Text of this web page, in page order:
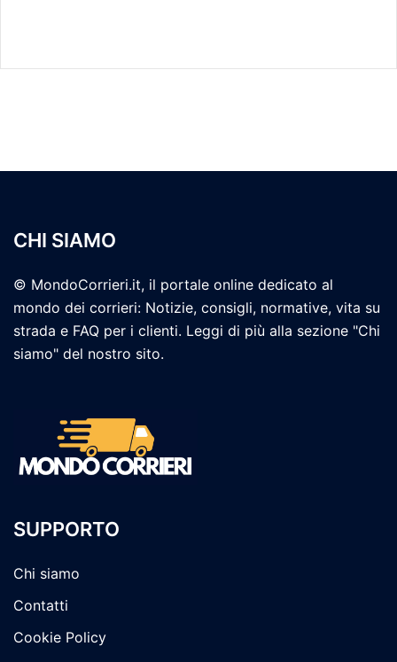
CHI SIAMO
© MondoCorrieri.it, il portale online dedicato al
mondo dei corrieri: Notizie, consigli, normative, vita su
strada e FAQ per i clienti. Leggi di più alla sezione "Chi
siamo" del nostro sito.
SUPPORTO
Chi siamo
Contatti
Cookie Policy